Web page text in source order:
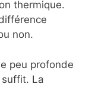
thermique.
non.
peu profonde
La